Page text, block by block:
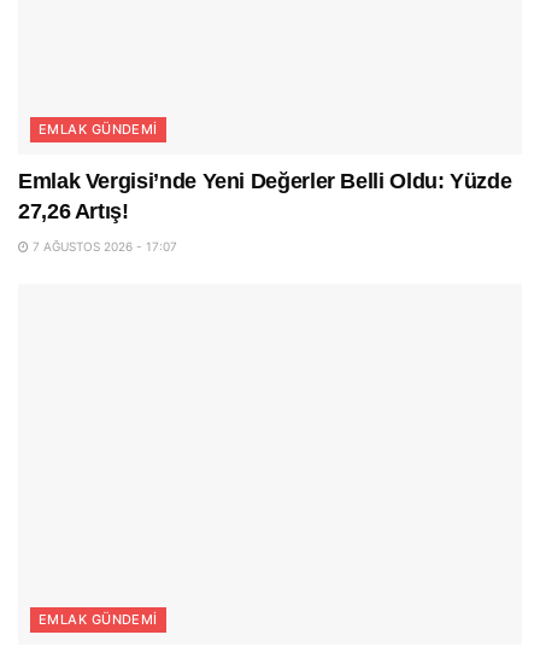
EMLAK GÜNDEMI
Emlak Vergisi’nde Yeni Değerler Belli Oldu: Yüzde
27,26 Artış!
7 AĞUSTOS 2026 - 17:07
EMLAK GÜNDEMI